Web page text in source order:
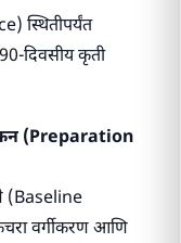
स्थितीपर्यंत
दिवसीय कृती
(Preparation
(Baseline
वर्गीकरण आणि